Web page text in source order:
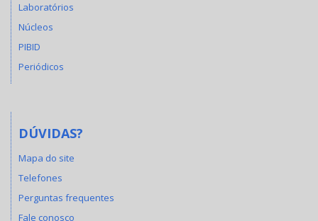
Laboratórios
Núcleos
PIBID
Periódicos
DÚVIDAS?
Mapa do site
Telefones
Perguntas frequentes
Fale conosco